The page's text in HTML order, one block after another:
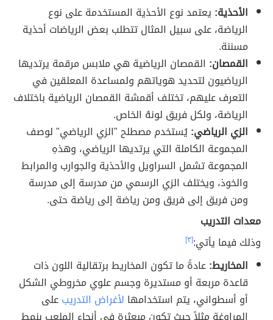
الأحذية: يعتمد نوع الأحذية المستخدمة على نوع
الرياضة، على سبيل المثالتتطلب بعض الرياضات أحذية
مسننة.
القمصان: القمصان الرياضية هي ملابس مرقمة يرتديها
الرياضيون لتحديد هوياتهم ولمساعدة المعلقين في
التعرف عليهم، تختلف أقمشة القمصان الرياضية باختلاف
الرياضة، ولكل فريق لونهُ الخاص.
الزي الرياضي:يُستخدم مصطلح "الزي الرياضي" لوصف
المجموعة الكاملة التي يرتديها الرياضي، وهذهِ
المجموعة تشمل السراويل والأحذية والجوارب والمرابط
والخوذ، ويختلف الزي الرسمي من مدرسة إلى مدرسة
ومن فريق إلى فريق ومن رياضة إلى رياضة حتى.
معدات التدريب
وذلك فيما يأتي:[٣]
المخاريط:عادةً ما تكون المخاريط برتقالية اللون ذات
قاعدة مربعة أو مستديرة وجسم علوي مخروطي الشكل
أو أسطواني، يتم استخدامها لأغراض التدريبعلى